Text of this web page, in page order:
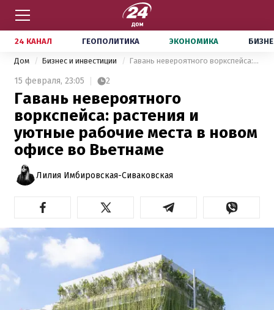
24 КАНАЛ ГЕОПОЛИТИКА ЭКОНОМИКА
Дом Бизнес и инвестиции Гавань невероятного воркспейса: растения и уютные рабочие места в новом офисе во Вьетнаме
15 февраля, 23:05 2
Гавань невероятного
воркспейса: растения и
уютные рабочие места в новом
офисе во Вьетнаме
Лилия Имбировская-Сиваковская